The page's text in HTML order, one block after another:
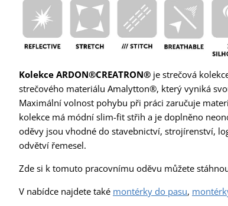
Kolekce ARDON®CREATRON® je strečová
strečového materiálu Amalytton®, který vyniká
Maximální volnost pohybu při práci zaručuje
kolekce má módní slim-fit střih a je doplněno
oděvy jsou vhodné do stavebnictví, strojírenství,
odvětví řemesel.
Zde si k tomuto pracovnímu oděvu můžete
V nabídce najdete také montérky do pasu,